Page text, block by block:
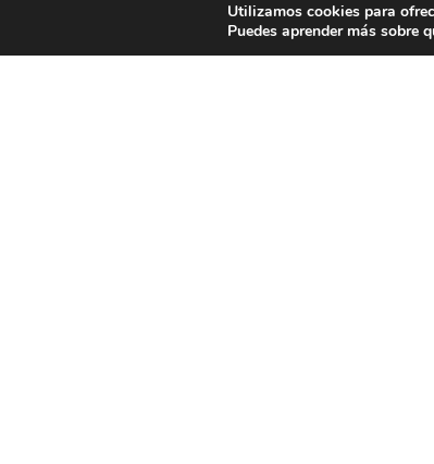
Utilizamos cookies para
Puedes aprender más